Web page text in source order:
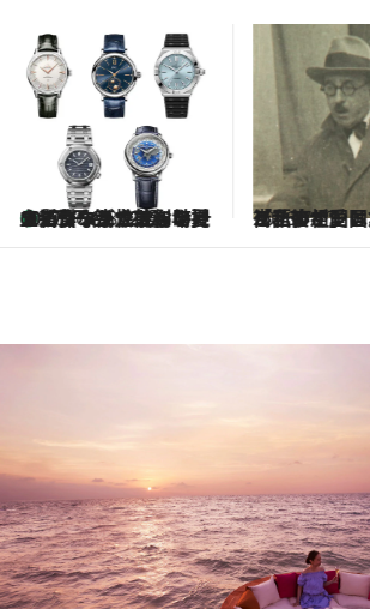
2026.8.8
上質かつ高性能なのに100万円台〈2026年夏の新作ウォッチ〉時計ライターが太鼓判を押す上質なユニセックス・ウォッチ5選 2026.7.27
「私の祖国はポルトガル語です」国民的詩人フェルナンド・ペソアと、彼が愛した文学の街を歩く